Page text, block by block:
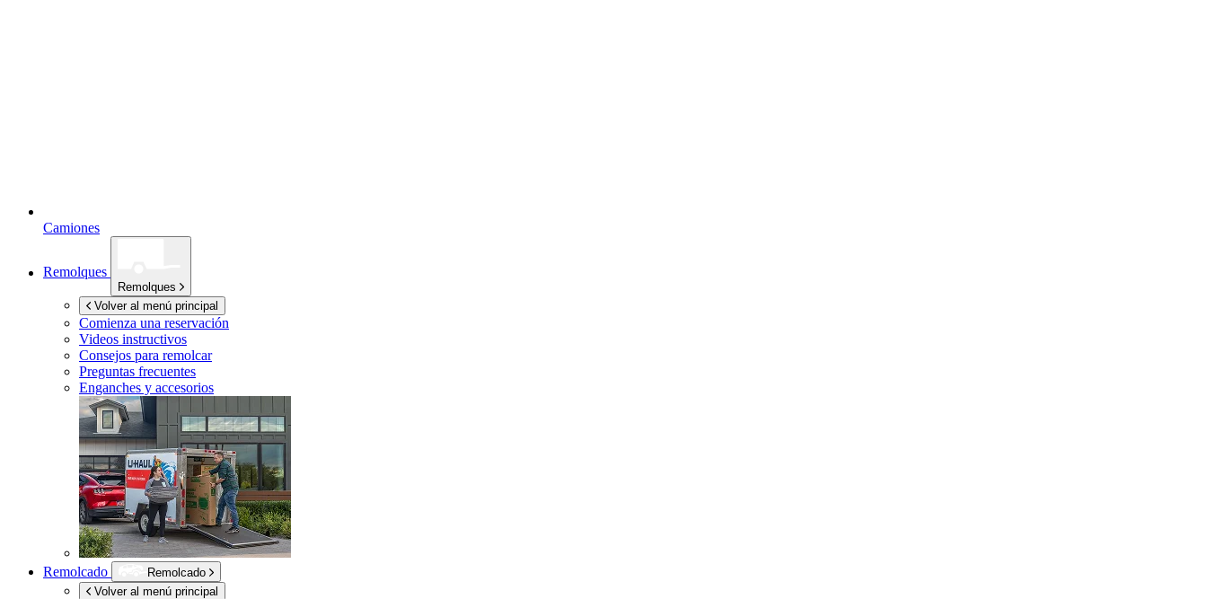
Camiones
Remolques
Remolques
Volver al menú principal
Comienza una reservación
Videos instructivos
Consejos para remolcar
Preguntas frecuentes
Enganches y accesorios
Remolcado
Remolcado
Volver al menú principal